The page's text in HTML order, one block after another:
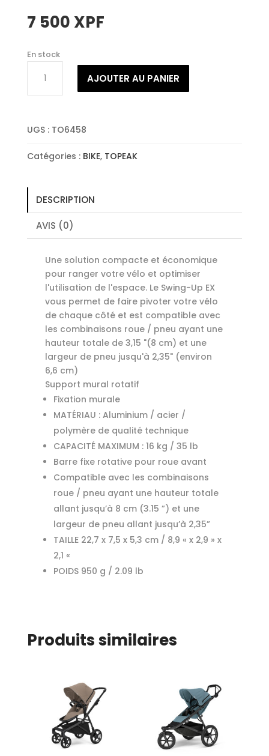
7 500 XPF
En stock
SWING
Support
Vélo
pivotant
AJOUTER AU PANIER
UGS : TO6458
Catégories : BIKE, TOPEAK
DESCRIPTION
AVIS (0)
Une solution compacte et économique
pour ranger votre vélo et optimiser
l'utilisation de l'espace. Le Swing-Up EX
vous permet de faire pivoter votre vélo
de chaque côté et est compatible avec
les combinaisons roue / pneu ayant une
hauteur totale de 3,15 "(8 cm) et une
largeur de pneu jusqu'à 2,35" (environ
6,6 cm)
Support mural rotatif
Fixation murale
MATÉRIAU : Aluminium / acier /
polymère de qualité technique
CAPACITÉ MAXIMUM : 16 kg / 35 lb
Barre fixe rotative pour roue avant
Compatible avec les combinaisons
roue / pneu ayant une hauteur totale
allant jusqu’à 8 cm (3.15 ”) et une
largeur de pneu allant jusqu’à 2,35”
TAILLE 22,7 x 7,5 x 5,3 cm / 8,9 « x 2,9 » x
2,1 «
POIDS 950 g / 2.09 lb
Produits similaires